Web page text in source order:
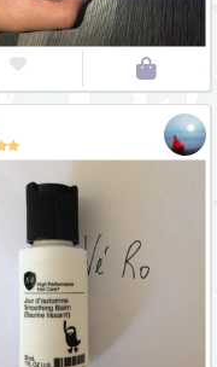
 